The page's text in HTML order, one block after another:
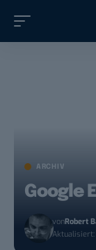
ARCHIV
Google
vonRobert
Aktualisiert: